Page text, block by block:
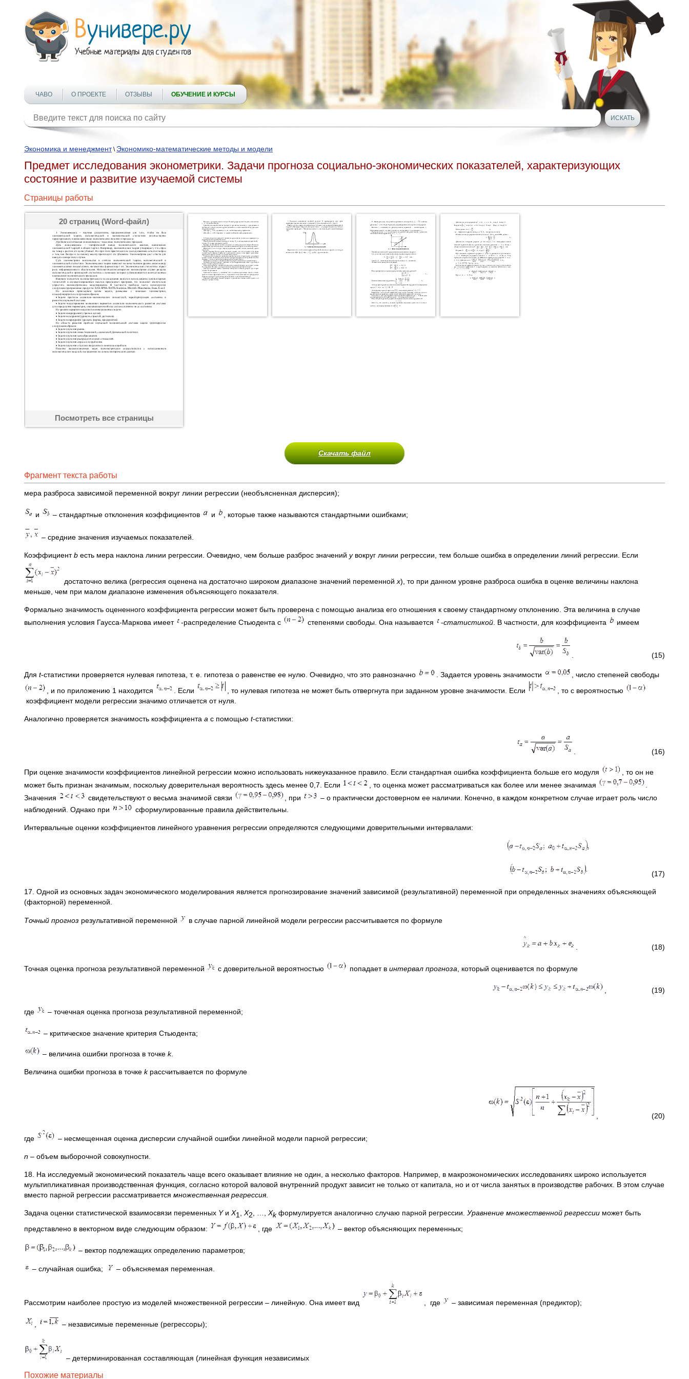
ЧАВО О ПРОЕКТЕ ОТЗЫВЫ ОБУЧЕНИЕ И КУРСЫ
Экономика и менеджмент\ Экономико-математические методы и модели
Предмет исследования эконометрики. Задачи прогноза социально-экономических показателей, характеризующих
состояние и развитие изучаемой системы
Страницы работы
20 страниц (Word-файл)
Посмотреть все страницы
Скачать файл
Фрагмент текста работы
мера разброса зависимой переменной вокруг линии регрессии (необъясненная дисперсия);
и – стандартные отклонения коэффициентов и , которые также называются стандартными ошибками;
– средние значения изучаемых показателей.
Коэффициентb есть мера наклона линии регрессии. Очевидно, чем больше разброс значений yвокруг линии регрессии, тем больше ошибка в определении линий регрессии. Если
достаточно велика (регрессия оценена на достаточно широком диапазоне значений переменной x), то при данном уровне разброса ошибка в оценке величины наклона
меньше, чем при малом диапазоне изменения объясняющего показателя.
Формально значимость оцененного коэффициента регрессии может быть проверена с помощью анализа его отношения к своему стандартному отклонению. Эта величина в случае
выполнения условия Гаусса-Маркова имеет
-распределение Стьюдента с степенями свободы. Она называется -статистикой . В частности, для коэффициента имеем
. (15)
Для t-статистики проверяется нулевая гипотеза, т. е. гипотеза о равенстве ее нулю. Очевидно, что это равнозначно . Задается уровень значимости
, число степеней свободы
, и по приложению 1 находится
. Если , то нулевая гипотеза не может быть отвергнута при заданном уровне значимости. Если
, то с вероятностью
коэффициент модели регрессии значимо отличается от нуля.
Аналогично проверяется значимость коэффициента a с помощью t-статистики:
. (16)
При оценке значимости коэффициентов линейной регрессии можно использовать нижеуказанное правило. Если стандартная ошибка коэффициента больше его модуля
, то он не
может быть признан значимым, поскольку доверительная вероятность здесь менее 0,7. Если
, то оценка может рассматриваться как более или менее значимая
Значения
свидетельствуют о весьма значимой связи , при
– о практически достоверном ее наличии. Конечно, в каждом конкретном случае играет роль число
наблюдений. Однако при
сформулированные правила действительны.
Интервальные оценки коэффициентов линейного уравнения регрессии определяются следующими доверительными интервалами:
(17)
17. Одной из основных задач экономического моделирования является прогнозирование значений зависимой (результативной) переменной при определенных значениях объясняющей
(факторной) переменной.
Точный прогноз результативной переменной в случае парной линейной модели регрессии рассчитывается по формуле
. (18)
Точная оценка прогноза результативной переменной с доверительной вероятностью попадает в интервал прогноза , который оценивается по формуле
, (19)
где – точечная оценка прогноза результативной переменной;
– критическое значение критерия Стьюдента;
– величина ошибки прогноза в точке k.
Величина ошибки прогноза в точке kрассчитывается по формуле
, (20)
где – несмещенная оценка дисперсии случайной ошибки линейной модели парной регрессии;
n – объем выборочной совокупности.
18. На исследуемый экономический показатель чаще всего оказывает влияние не один, а несколько факторов. Например, в макроэкономических исследованиях широко используется
мультипликативная производственная функция, согласно которой валовой внутренний продукт зависит не только от капитала, но и от числа занятых в производстве рабочих. В этом случае
вместо парной регрессии рассматривается множественная регрессия.
Задача оценки статистической взаимосвязи переменных Yи X1 X2 Xkформулируется аналогично случаю парной регрессии. Уравнение множественной регрессии может быть
представлено в векторном виде следующим образом:
, где – вектор объясняющих переменных;
– вектор подлежащих определению параметров;
– случайная ошибка; – объясняемая переменная.
Рассмотрим наиболее простую из моделей множественной регрессии – линейную. Она имеет вид , где – зависимая переменная (предиктор);
– независимые переменные (регрессоры);
– детерминированная составляющая (линейная функция независимых
Похожие материалы